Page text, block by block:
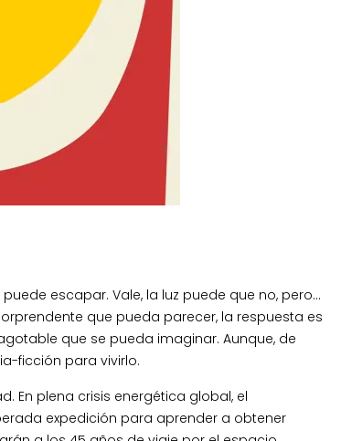
escapar. Vale, la luz puede que no, pero…
que pueda parecer, la respuesta es
que se pueda imaginar. Aunque, de
ficción para vivirlo.
En plena crisis energética global, el
expedición para aprender a obtener